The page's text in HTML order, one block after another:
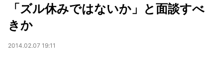
「ズル休みではないか」と面談すべ
きか
2014.02.07 19:11